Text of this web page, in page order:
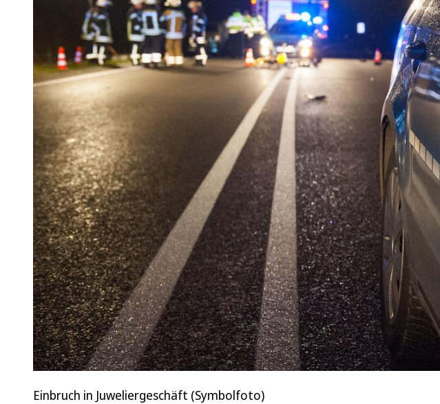
Einbruch in Juweliergeschäft (Symbolfoto)